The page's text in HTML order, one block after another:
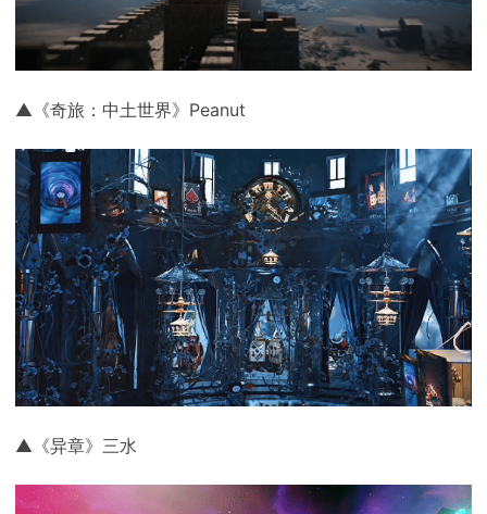
▲《奇旅：中土世界》Peanut
▲《异章》三水